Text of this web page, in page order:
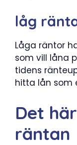
låg
Låga räntor
som vill låna
tidens
hitta lån som
Det
räntan